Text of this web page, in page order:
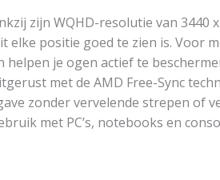
zijn WQHD-resolutie van
positie goed te zien is. Voor
je ogen actief te
met de AMD Free-Sync
zonder vervelende strepen of
met PC’s, notebooks en